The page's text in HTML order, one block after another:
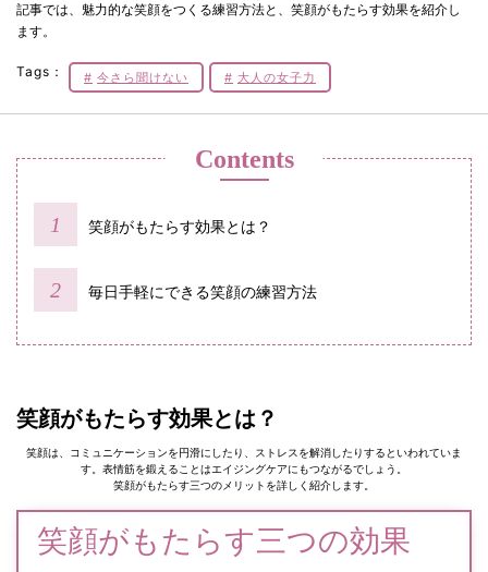
記事では、魅力的な笑顔をつくる練習方法と、笑顔がもたらす効果を紹介し
ます。
Tags： 今さら聞けない 大人の女子力
Contents
笑顔がもたらす効果とは？
毎日手軽にできる笑顔の練習方法
笑顔がもたらす効果とは？
笑顔は、コミュニケーションを円滑にしたり、ストレスを解消したりするといわれていま
す。表情筋を鍛えることはエイジングケアにもつながるでしょう。
笑顔がもたらす三つのメリットを詳しく紹介します。
笑顔がもたらす三つの効果